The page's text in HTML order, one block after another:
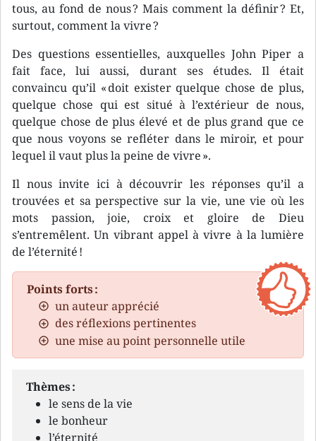
tous, au fond de nous ? Mais comment la définir ? Et,
surtout, comment la vivre ?
Des questions essentielles, auxquelles John Piper a
fait face, lui aussi, durant ses études. Il était
convaincu qu’il « doit exister quelque chose de plus,
quelque chose qui est situé à l’extérieur de nous,
quelque chose de plus élevé et de plus grand que ce
que nous voyons se refléter dans le miroir, et pour
lequel il vaut plus la peine de vivre ».
Il nous invite ici à découvrir les réponses qu’il a
trouvées et sa perspective sur la vie, une vie où les
mots passion, joie, croix et gloire de Dieu
s’entremêlent. Un vibrant appel à vivre à la lumière
de l’éternité !
Points forts :
un auteur apprécié
des réflexions pertinentes
une mise au point personnelle utile
Thèmes :
le sens de la vie
le bonheur
l’éternité